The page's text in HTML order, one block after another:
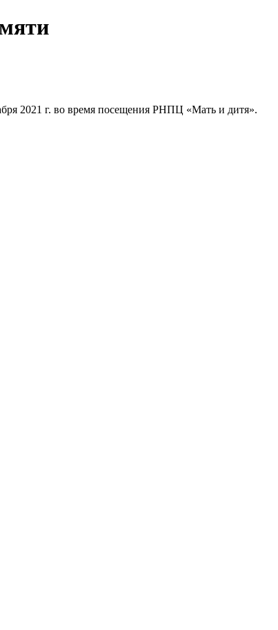
2021 г. во время посещения РНПЦ «Мать и дитя».